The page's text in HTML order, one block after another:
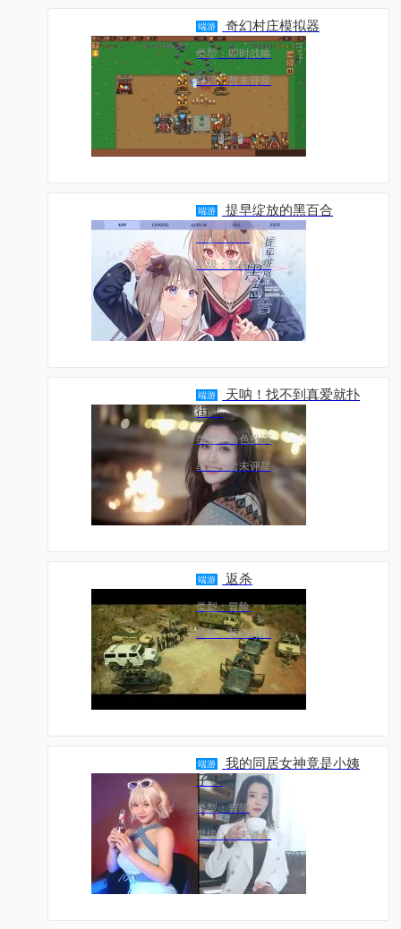
端游 奇幻村庄模拟器
类型：即时战略
星级：暂未评星
端游 提早绽放的黑百合
类型：冒险
星级：暂未评星
端游
天呐！找不到真爱就扑
街！
类型：角色扮演
星级：暂未评星
端游 返杀
类型：冒险
星级：暂未评星
端游
我的同居女神竟是小姨
子！
类型：冒险
星级：暂未评星